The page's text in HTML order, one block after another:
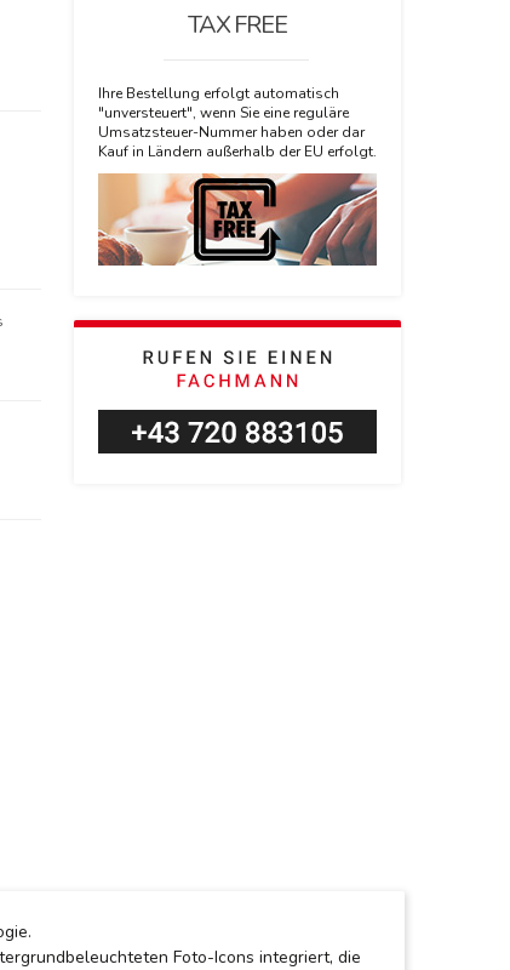
TAX FREE
Ihre Bestellung erfolgt automatisch
"unversteuert", wenn Sie eine reguläre
Umsatzsteuer-Nummer haben oder dar
Kauf in Ländern außerhalb der EU erfolgt.
Foto-Icons integriert, die